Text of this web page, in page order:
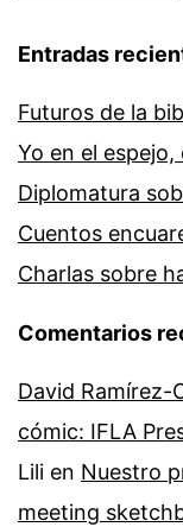
Entradas
Futuros de la
Yo en el
Diplomatura
Cuentos
Charlas sobre
Comentarios
David Ramírez-
cómic: IFLA
Lili en Nuestro
meeting